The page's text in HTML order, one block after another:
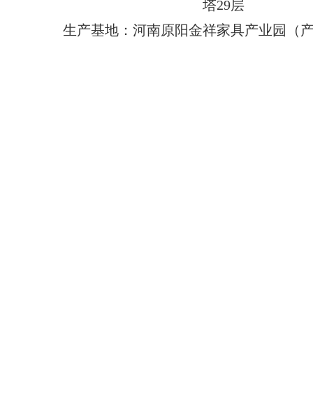
塔29层
生产基地：河南原阳金祥家具产业园（